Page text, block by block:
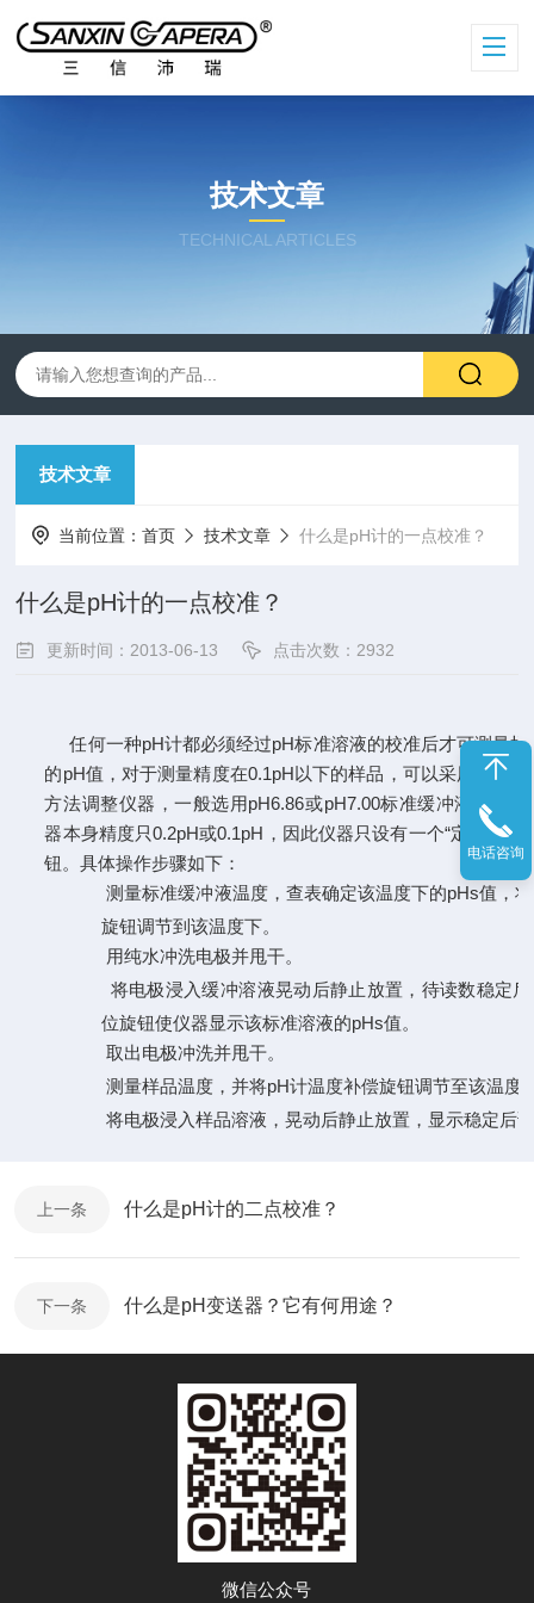
技术文章
TECHNICAL ARTICLES
技术文章
当前位置：首页 技术文章 什么是pH计的一点校准？
什么是pH计的一点校准？
更新时间：2013-06-13 点击次数：2932
任何一种pH计都必须经过pH标准溶液的校准后才可测量样
的pH值，对于测量精度在0.1pH以下的样品，可以采用一点校
方法调整仪器，一般选用pH6.86或pH7.00标准缓冲液。有些
器本身精度只0.2pH或0.1pH，因此仪器只设有一个“定位”调节
钮。具体操作步骤如下：
测量标准缓冲液温度，查表确定该温度下的pHs值，
旋钮调节到该温度下。
用纯水冲洗电极并甩干。
将电极浸入缓冲溶液晃动后静止放置，待读数稳定
位旋钮使仪器显示该标准溶液的pHs值。
取出电极冲洗并甩干。
测量样品温度，并将pH计温度补偿旋钮调节至该温度
将电极浸入样品溶液，晃动后静止放置，显示稳定后
上一条 什么是pH计的二点校准？
下一条 什么是pH变送器？它有何用途？
微信公众号
电话咨询